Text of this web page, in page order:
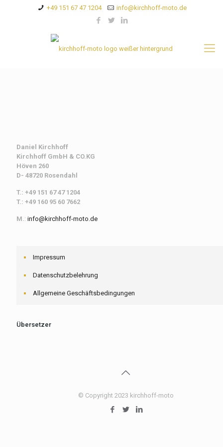
+49 151 67 47 1204 info@kirchhoff-moto.de
Daniel Kirchhoff
Kirchhoff GmbH & CO.KG
Höven 260
D- 48720 Rosendahl
T.: +49 151 67 47 1204
T.: +49 160 95 60 7662
M.: info@kirchhoff-moto.de
Impressum
Datenschutzbelehrung
Allgemeine Geschäftsbedingungen
Übersetzer
© Copyright 2023 kirchhoff-moto